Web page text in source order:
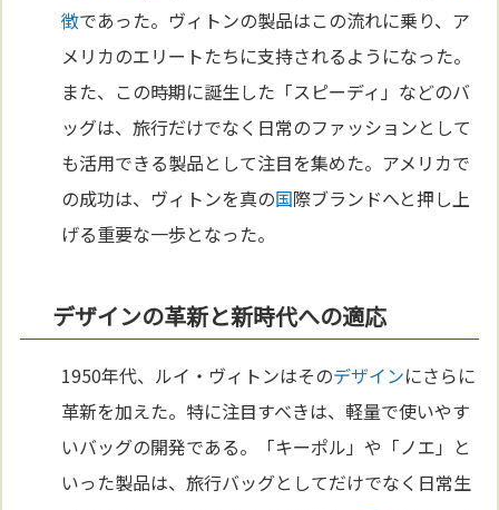
徴であった。ヴィトンの製品はこの流れに乗り、ア
メリカのエリートたちに支持されるようになった。
また、この時期に誕生した「スピーディ」などのバ
ッグは、旅行だけでなく日常のファッションとして
も活用できる製品として注目を集めた。アメリカで
の成功は、ヴィトンを真の国際ブランドへと押し上
げる重要な一歩となった。
デザインの革新と新時代への適応
1950年代、ルイ・ヴィトンはそのデザインにさらに
革新を加えた。特に注目すべきは、軽量で使いやす
いバッグの開発である。「キーポル」や「ノエ」と
いった製品は、旅行バッグとしてだけでなく日常生